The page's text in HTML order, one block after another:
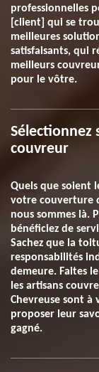
professionnelles
[client] qui se
meilleures
satisfaisants, qui
meilleurs
pour le vôtre.
Sélectionnez
couvreur
Quels que soient
votre couverture
nous sommes là.
bénéficiez de
Sachez que la
responsabilités
demeure. Faites
les artisans
Chevreuse sont
proposer leur
gagné.